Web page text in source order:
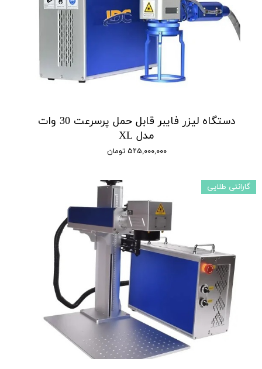
دستگاه لیزر فایبر قابل حمل پرسرعت 30 وات
مدل XL
۵۲۵,۰۰۰,۰۰۰ تومان
گارانتی طلایی